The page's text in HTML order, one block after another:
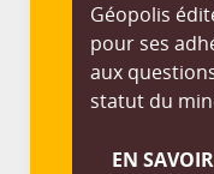
Géopolis
pour ses
aux
statut du
EN